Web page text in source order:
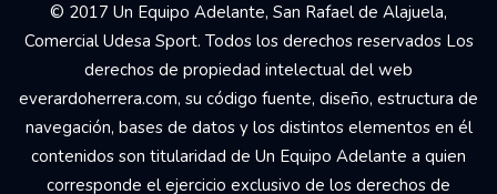
© 2017 Un Equipo Adelante, San Rafael de Alajuela,
Comercial Udesa Sport. Todos los derechos reservados Los
derechos de propiedad intelectual del web
everardoherrera.com, su código fuente, diseño, estructura de
navegación, bases de datos y los distintos elementos en él
contenidos son titularidad de Un Equipo Adelante a quien
corresponde el ejercicio exclusivo de los derechos de